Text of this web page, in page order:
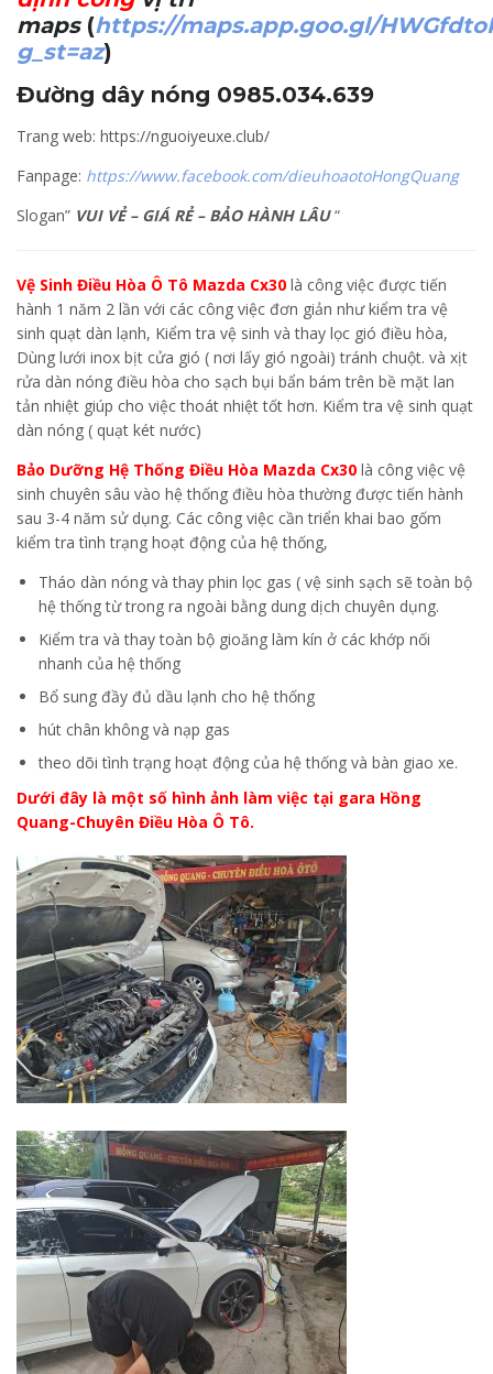
maps(https://maps.app.goo.gl/
g_st=az)
Đường dây nóng 0985.034.639
Trang web: https://nguoiyeuxe.club/
Fanpage: https://www.facebook.com/dieuhoaotoHongQuang
Slogan” VUI VẺ – GIÁ RẺ – BẢO HÀNH LÂU “
Vệ Sinh Điều Hòa Ô Tô Mazda Cx30 là công việc được tiến
hành 1 năm 2 lần với các công việc đơn giản như kiểm tra vệ
sinh quạt dàn lạnh, Kiểm tra vệ sinh và thay lọc gió điều hòa,
Dùng lưới inox bịt cửa gió ( nơi lấy gió ngoài) tránh chuột. và xịt
rửa dàn nóng điều hòa cho sạch bụi bẩn bám trên bề mặt lan
tản nhiệt giúp cho việc thoát nhiệt tốt hơn. Kiểm tra vệ sinh quạt
dàn nóng ( quạt két nước)
Bảo Dưỡng Hệ Thống Điều Hòa Mazda Cx30 là công việc vệ
sinh chuyên sâu vào hệ thống điều hòa thường được tiến hành
sau 3-4 năm sử dụng. Các công việc cần triển khai bao gốm
kiểm tra tình trạng hoạt động của hệ thống,
Tháo dàn nóng và thay phin lọc gas ( vệ sinh sạch sẽ toàn bộ
hệ thống từ trong ra ngoài bằng dung dịch chuyên dụng.
Kiểm tra và thay toàn bộ gioăng làm kín ở các khớp nối
nhanh của hệ thống
Bổ sung đầy đủ dầu lạnh cho hệ thống
hút chân không và nạp gas
theo dõi tình trạng hoạt động của hệ thống và bàn giao xe.
Dưới đây là một số hình ảnh làm việc tại gara Hồng
Quang-Chuyên Điều Hòa Ô Tô.